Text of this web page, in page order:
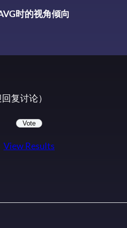
时的视角倾向
复讨论）
View Results